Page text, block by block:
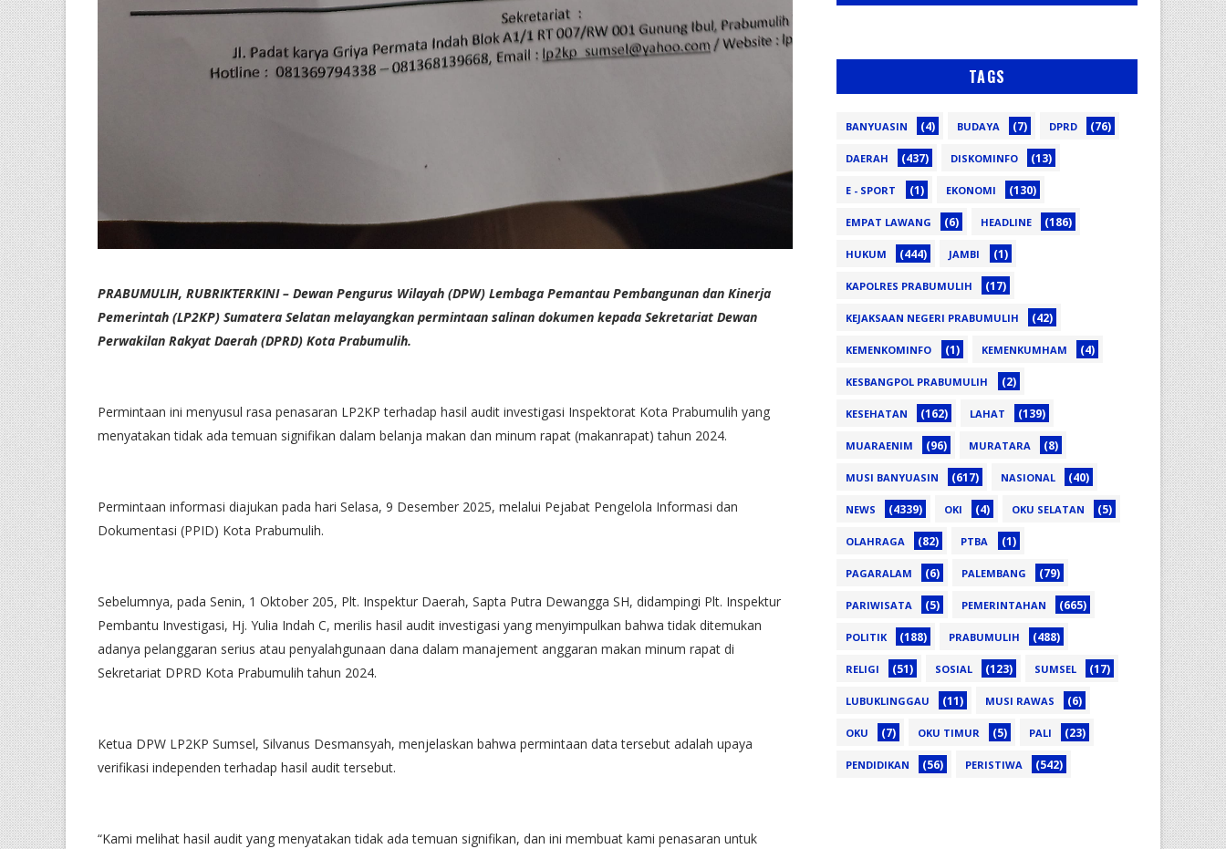
PRABUMULIH, RUBRIKTERKINI – Dewan Pengurus Wilayah (DPW) Lembaga Pemantau Pembangunan dan Kinerja
Pemerintah (LP2KP) Sumatera Selatan melayangkan permintaan salinan dokumen kepada Sekretariat Dewan
Perwakilan Rakyat Daerah (DPRD) Kota Prabumulih.
Permintaan ini menyusul rasa penasaran LP2KP terhadap hasil audit investigasi Inspektorat Kota Prabumulih yang
menyatakan tidak ada temuan signifikan dalam belanja makan dan minum rapat (makanrapat) tahun 2024.
Permintaan informasi diajukan pada hari Selasa, 9 Desember 2025, melalui Pejabat Pengelola Informasi dan
Dokumentasi (PPID) Kota Prabumulih.
Sebelumnya, pada Senin, 1 Oktober 205, Plt. Inspektur Daerah, Sapta Putra Dewangga SH, didampingi Plt. Inspektur
Pembantu Investigasi, Hj. Yulia Indah C, merilis hasil audit investigasi yang menyimpulkan bahwa tidak ditemukan
adanya pelanggaran serius atau penyalahgunaan dana dalam manajement anggaran makan minum rapat di
Sekretariat DPRD Kota Prabumulih tahun 2024.
Ketua DPW LP2KP Sumsel, Silvanus Desmansyah, menjelaskan bahwa permintaan data tersebut adalah upaya
verifikasi independen terhadap hasil audit tersebut.
“Kami melihat hasil audit yang menyatakan tidak ada temuan signifikan, dan ini membuat kami penasaran untuk
TAGS
BANYUASIN (4) BUDAYA (7) DPRD (76)
DAERAH (437) DISKOMINFO (13)
E - SPORT (1) EKONOMI (130)
EMPAT LAWANG (6) HEADLINE (186)
HUKUM (444) JAMBI (1)
KAPOLRES PRABUMULIH (17)
KEJAKSAAN NEGERI PRABUMULIH (42)
KEMENKOMINFO (1) KEMENKUMHAM (4)
KESBANGPOL PRABUMULIH (2)
KESEHATAN (162) LAHAT (139)
MUARAENIM (96) MURATARA (8)
MUSI BANYUASIN (617) NASIONAL (40)
NEWS (4339) OKI (4) OKU SELATAN (5)
OLAHRAGA (82) PTBA (1)
PAGARALAM (6) PALEMBANG (79)
PARIWISATA (5) PEMERINTAHAN (665)
POLITIK (188) PRABUMULIH (488)
RELIGI (51) SOSIAL (123) SUMSEL (17)
LUBUKLINGGAU (11) MUSI RAWAS (6)
OKU (7) OKU TIMUR (5) PALI (23)
PENDIDIKAN (56) PERISTIWA (542)